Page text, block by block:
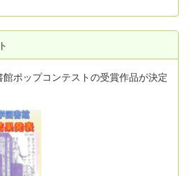
ポップコンテストの受賞作品が決定